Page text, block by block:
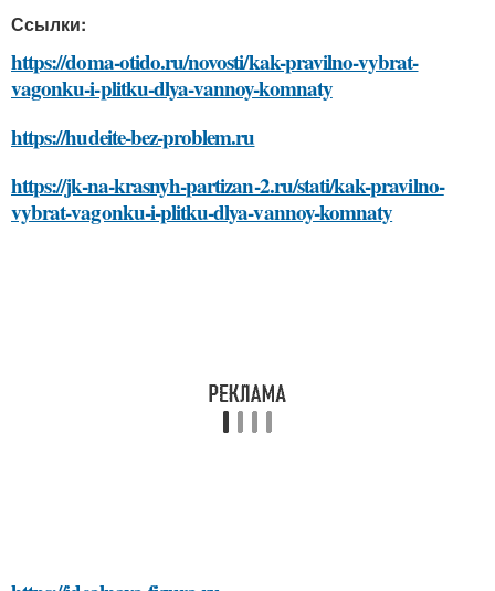
Ссылки:
https://doma-otido.ru/novosti/kak-pravilno-vybrat-
vagonku-i-plitku-dlya-vannoy-komnaty
https://hudeite-bez-problem.ru
https://jk-na-krasnyh-partizan-2.ru/stati/kak-pravilno-
vybrat-vagonku-i-plitku-dlya-vannoy-komnaty